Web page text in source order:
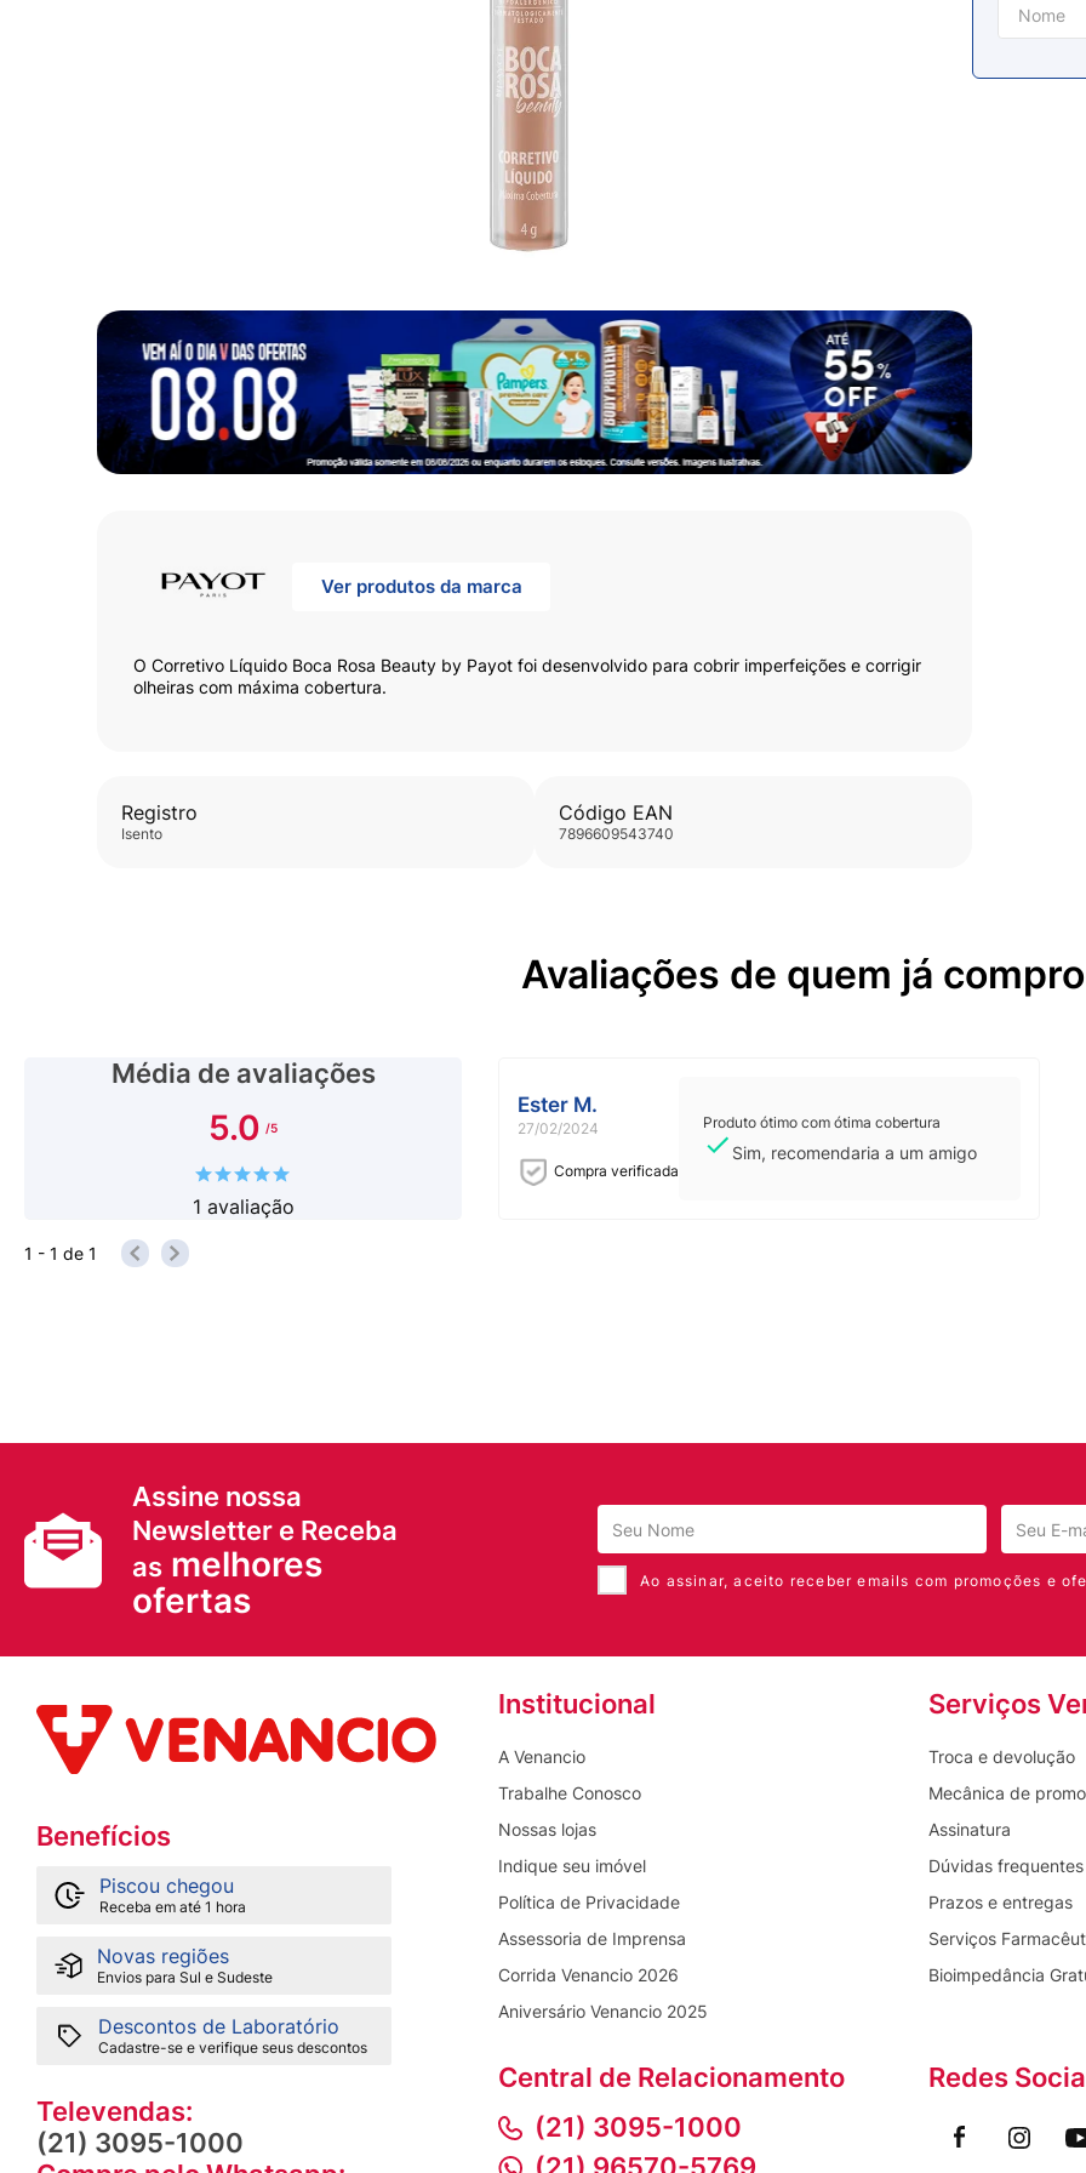
Ver produtos da marca
O Corretivo Líquido Boca Rosa Beauty by Payot foi desenvolvido para cobrir imperfeições e corrigir
olheiras com máxima cobertura.
Registro
isento
Código EAN
7896609543740
Avaliações de quem já
Média de avaliações
5.0
1 avaliação
Ester M.
27/02/2024
Compra verificada
Produto ótimo com ótima cobertura
Sim, recomendaria a um amigo
1 - 1 de 1
Assine nossa
Newsletter e Receba
as melhores
ofertas
Ao assinar, aceito receber emails com promoções e
Benefícios
Piscou chegou
Receba em até 1 hora
Novas regiões
Envios para Sul e Sudeste
Descontos de Laboratório
Cadastre-se e verifique seus descontos
Televendas:
(21) 3095-1000
Institucional
A Venancio
Trabalhe Conosco
Nossas lojas
Indique seu imóvel
Política de Privacidade
Assessoria de Imprensa
Corrida Venancio 2026
Aniversário Venancio 2025
Serviços
Troca e devolução
Mecânica de
Assinatura
Dúvidas frequentes
Prazos e entregas
Serviços
Bioimpedância
Central de Relacionamento
(21) 3095-1000
Redes